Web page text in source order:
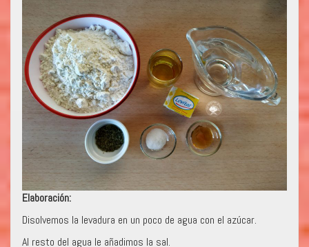
Elaboración:
Disolvemos la levadura en un poco de agua con el azúcar.
Al resto del agua le añadimos la sal.